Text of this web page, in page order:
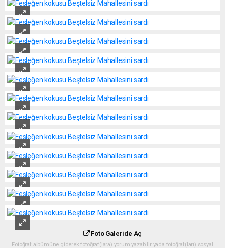
Foto Galeride Aç
Fotoğraf albümüne giderek fotoğraf(lara) yorum yazabilir yada fotoğraf(ları) sosyal